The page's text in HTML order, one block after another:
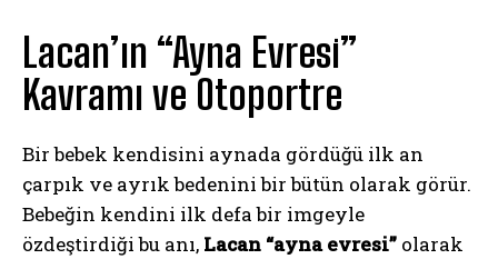
Lacan’ın “Ayna Evresi”
Kavramı ve Otoportre
Bir bebek kendisini aynada gördüğü ilk an
çarpık ve ayrık bedenini bir bütün olarak görür.
Bebeğin kendini ilk defa bir imgeyle
özdeştirdiği bu anı, Lacan “ayna evresi” olarak